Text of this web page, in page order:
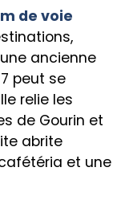
de voie
ancienne
peut se
relie les
de Gourin et
abrite
et une